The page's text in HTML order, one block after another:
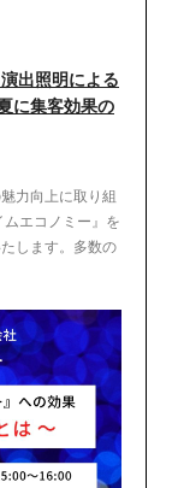
出照明による
に集客効果の
力向上に取り組
エコノミー』を
します。多数の